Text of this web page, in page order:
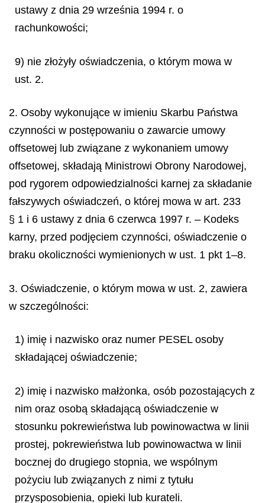
ustawy z dnia 29 września 1994 r. o
rachunkowości;
9) nie złożyły oświadczenia, o którym mowa w
ust. 2.
2. Osoby wykonujące w imieniu Skarbu Państwa
czynności w postępowaniu o zawarcie umowy
offsetowej lub związane z wykonaniem umowy
offsetowej, składają Ministrowi Obrony Narodowej,
pod rygorem odpowiedzialności karnej za składanie
fałszywych oświadczeń, o której mowa w art. 233
§ 1 i 6 ustawy z dnia 6 czerwca 1997 r. – Kodeks
karny, przed podjęciem czynności, oświadczenie o
braku okoliczności wymienionych w ust. 1 pkt 1–8.
3. Oświadczenie, o którym mowa w ust. 2, zawiera
w szczególności:
1) imię i nazwisko oraz numer PESEL osoby
składającej oświadczenie;
2) imię i nazwisko małżonka, osób pozostających z
nim oraz osobą składającą oświadczenie w
stosunku pokrewieństwa lub powinowactwa w linii
prostej, pokrewieństwa lub powinowactwa w linii
bocznej do drugiego stopnia, we wspólnym
pożyciu lub związanych z nimi z tytułu
przysposobienia, opieki lub kurateli.